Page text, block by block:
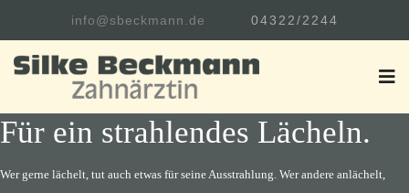
info@sbeckmann.de 04322/2244
Für ein strahlendes Lächeln.
Wer gerne lächelt, tut auch etwas für seine Ausstrahlung. Wer andere anlächelt,